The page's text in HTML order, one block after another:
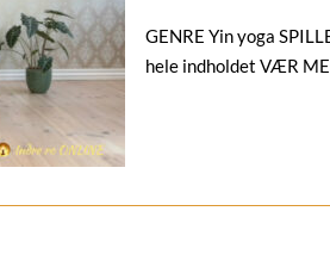
GENRE Yin yoga
hele indholdet VÆR